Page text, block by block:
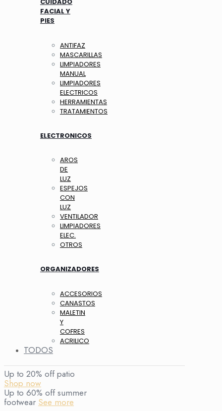
FACIAL Y
PIES
ANTIFAZ
MASCARILLAS
LIMPIADORES
MANUAL
LIMPIADORES
ELECTRICOS
HERRAMIENTAS
TRATAMIENTOS
ELECTRONICOS
AROS
DE
LUZ
ESPEJOS
CON
LUZ
VENTILADOR
LIMPIADORES
ELEC.
OTROS
ORGANIZADORES
ACCESORIOS
CANASTOS
MALETIN
Y
COFRES
ACRILICO
TODOS
Up to 20% off patio
Shop now
Up to 60% off summer
footwear See more